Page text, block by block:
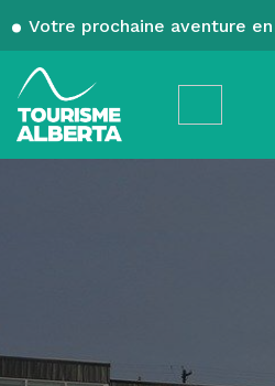
Votre prochaine aventure